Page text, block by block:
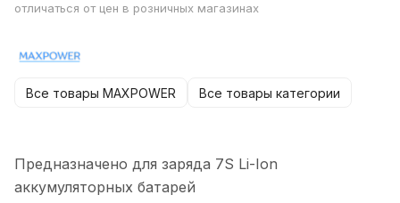
отличаться от цен в розничных магазинах
Все товары MAXPOWER Все товары категории
Предназначено для заряда 7S Li-Ion
аккумуляторных батарей